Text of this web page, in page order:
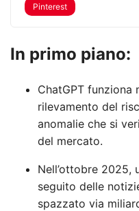
Pinterest
In primo piano:
ChatGPT funziona
rilevamento del
anomalie che si
del mercato.
Nell’ottobre 2025,
seguito delle
spazzato via